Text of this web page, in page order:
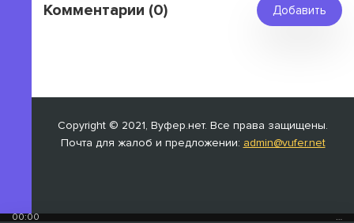
Комментарии (0) Добавить
Copyright © 2021, Вуфер.нет. Все права защищены.
Почта для жалоб и предложении: admin@vufer.net
00:00 …